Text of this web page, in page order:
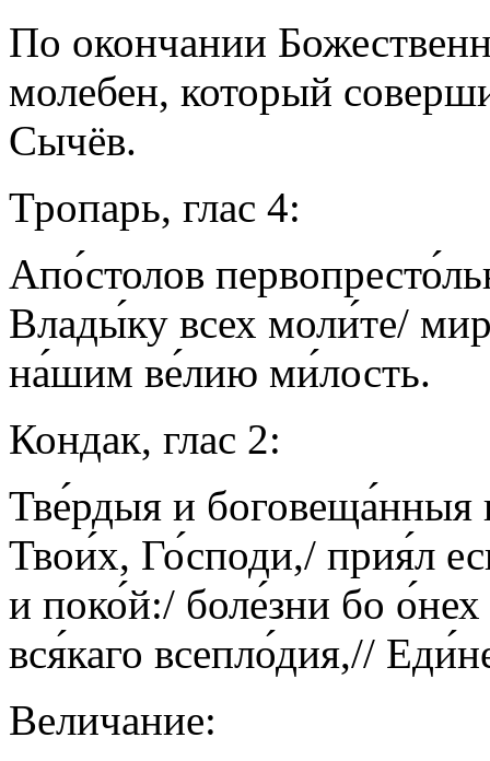
По окончании
молебен, который
Сычёв.
Тропарь, глас 4:
Апо́столов
Влады́ку всех моли́те/
на́шим ве́лию ми́лость.
Кондак, глас 2:
Тве́рдыя и боговеща́нныя
Твои́х, Го́споди,/ прия́л
и поко́й:/ боле́зни бо
вся́каго всепло́дия,//
Величание: